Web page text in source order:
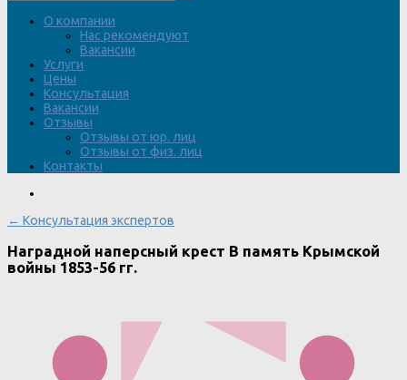
О компании
Нас рекомендуют
Вакансии
Услуги
Цены
Консультация
Вакансии
Отзывы
Отзывы от юр. лиц
Отзывы от физ. лиц
Контакты
← Консультация экспертов
Наградной наперсный крест В память Крымской
войны 1853-56 гг.